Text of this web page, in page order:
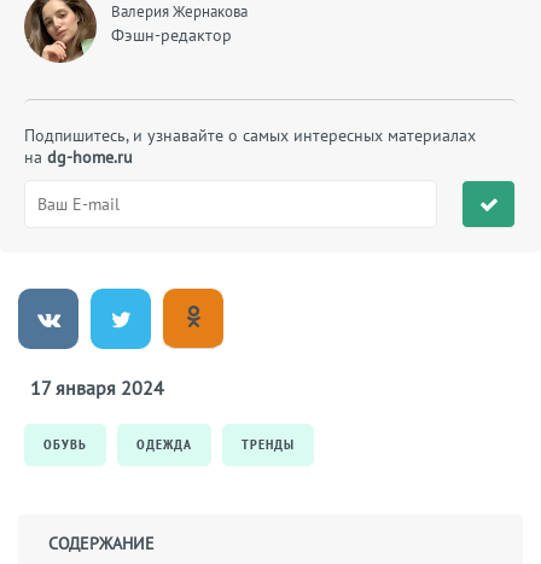
Валерия Жернакова
Фэшн-редактор
Подпишитесь, и узнавайте о самых интересных материалах
на dg-home.ru
17 января 2024
ОБУВЬ ОДЕЖДА ТРЕНДЫ
СОДЕРЖАНИЕ